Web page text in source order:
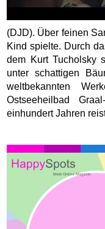
(DJD). Über feinen
Kind spielte. Durch
dem Kurt Tucholsky
unter schattigen
weltbekannten
Ostseeheilbad
einhundert Jahren